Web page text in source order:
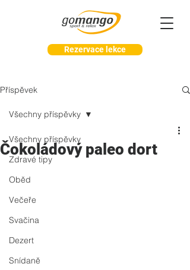
Rezervace lekce
Příspěvek
Všechny příspěvky
Zdravé tipy
Oběd
Večeře
Svačina
Dezert
Snídaně
Všechny příspěvky
Čokoládový paleo dort